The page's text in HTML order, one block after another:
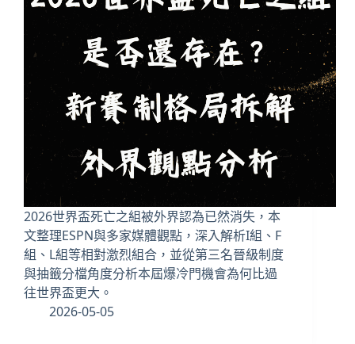
2026世界盃死亡之組被外界認為已然消失，本
文整理ESPN與多家媒體觀點，深入解析I組、F
組、L組等相對激烈組合，並從第三名晉級制度
與抽籤分檔角度分析本屆爆冷門機會為何比過
往世界盃更大。
2026-05-05